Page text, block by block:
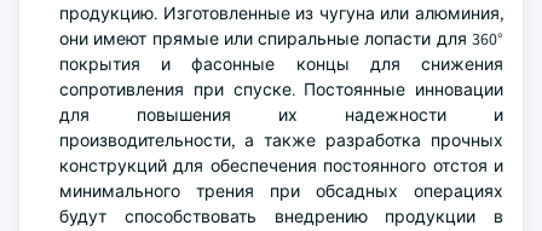
продукцию. Изготовленные из чугуна или алюминия,
они имеют прямые или спиральные лопасти для 360°
покрытия и фасонные концы для снижения
сопротивления при спуске. Постоянные инновации
для повышения их надежности и
производительности, а также разработка прочных
конструкций для обеспечения постоянного отстоя и
минимального трения при обсадных операциях
будут способствовать внедрению продукции в